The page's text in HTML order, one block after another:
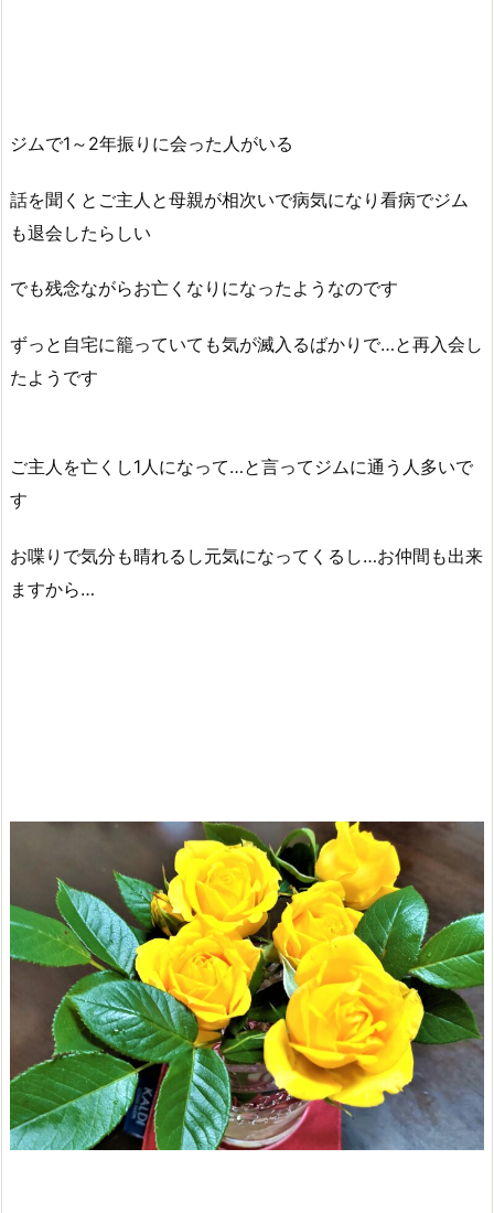
ジムで1～2年振りに会った人がいる
話を聞くとご主人と母親が相次いで病気になり看病でジム
も退会したらしい
でも残念ながらお亡くなりになったようなのです
ずっと自宅に籠っていても気が滅入るばかりで…と再入会し
たようです
ご主人を亡くし1人になって…と言ってジムに通う人多いで
す
お喋りで気分も晴れるし元気になってくるし…お仲間も出来
ますから…